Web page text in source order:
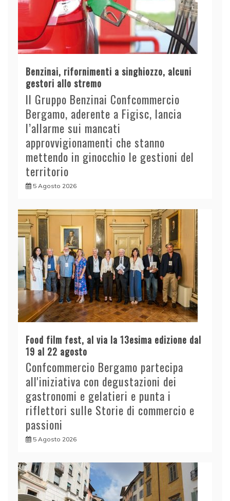
Benzinai, rifornimenti a singhiozzo, alcuni
gestori allo stremo
Il Gruppo Benzinai Confcommercio
Bergamo, aderente a Figisc, lancia
l’allarme sui mancati
approvvigionamenti che stanno
mettendo in ginocchio le gestioni del
territorio
5 Agosto 2026
Food film fest, al via la 13esima edizione dal
19 al 22 agosto
Confcommercio Bergamo partecipa
all'iniziativa con degustazioni dei
gastronomi e gelatieri e punta i
riflettori sulle Storie di commercio e
passioni
5 Agosto 2026